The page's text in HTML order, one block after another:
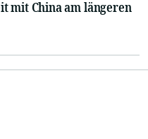
mit China am längeren